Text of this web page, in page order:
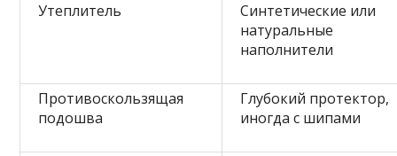
Утеплитель
Синтетические или
натуральные
наполнители
Противоскользящая
подошва
Глубокий протектор,
иногда с шипами